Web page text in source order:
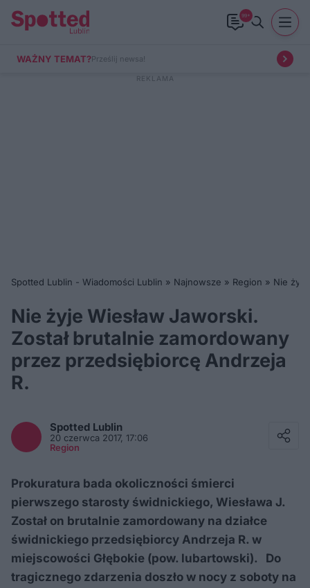
99+
WAŻNY TEMAT?Prześlij newsa!
Spotted Lublin - Wiadomości Lublin » Najnowsze » Region » Nie
Nie żyje Wiesław Jaworski.
Został brutalnie zamordowany
przez przedsiębiorcę Andrzeja
R.
Spotted Lublin
20 czerwca 2017, 17:06
Region
Prokuratura bada okoliczności śmierci
pierwszego starosty świdnickiego, Wiesława J.
Został on brutalnie zamordowany na działce
świdnickiego przedsiębiorcy Andrzeja R. w
miejscowości Głębokie (pow. lubartowski). Do
tragicznego zdarzenia doszło w nocy z soboty na